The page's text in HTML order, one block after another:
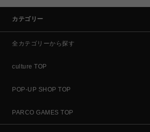
カテゴリー
全カテゴリーから探す
culture TOP
POP-UP SHOP TOP
PARCO GAMES TOP